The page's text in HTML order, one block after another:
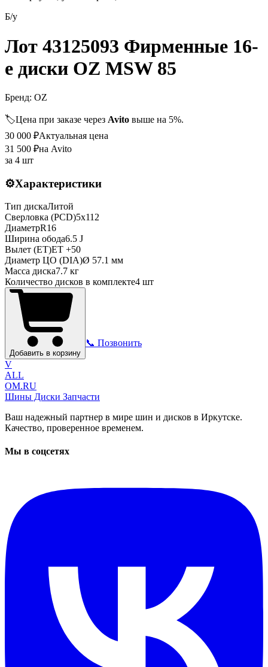
Б/у
Лот 43125093 Фирменные 16-
е диски OZ MSW 85
Бренд: OZ
🏷️Цена при заказе через Avito выше на 5%.
30 000 ₽Актуальная цена
31 500 ₽на Avito
за 4 шт
⚙️Характеристики
Тип дискаЛитой
Сверловка (PCD)5x112
ДиаметрR16
Ширина обода6.5 J
Вылет (ET)ET +50
Диаметр ЦО (DIA)Ø 57.1 мм
Масса диска7.7 кг
Количество дисков в комплекте4 шт
Добавить в корзину
📞 Позвонить
V
ALL
OM.RU
Шины Диски Запчасти
Ваш надежный партнер в мире шин и дисков в Иркутске.
Качество, проверенное временем.
Мы в соцсетях